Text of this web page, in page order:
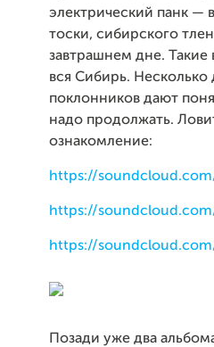
электрический панк —
тоски, сибирского
завтрашнем дне. Такие
вся Сибирь. Несколько
поклонников дают
надо продолжать.
ознакомление:
https://
https://
https://
Позади уже два